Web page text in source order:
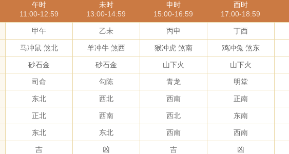
午时
11:00-12:59
未时
13:00-14:59
申时
15:00-16:59
酉时
17:00-18:59
甲午 乙未 丙申 丁酉
马冲鼠 煞北 羊冲牛 煞西 猴冲虎 煞南 鸡冲兔 煞东
砂石金 砂石金 山下火 山下火
司命 勾陈 青龙 明堂
东北 西北 西南 正南
正北 西南 西北 东南
东北 东北 西南 西南
吉 凶 吉 凶